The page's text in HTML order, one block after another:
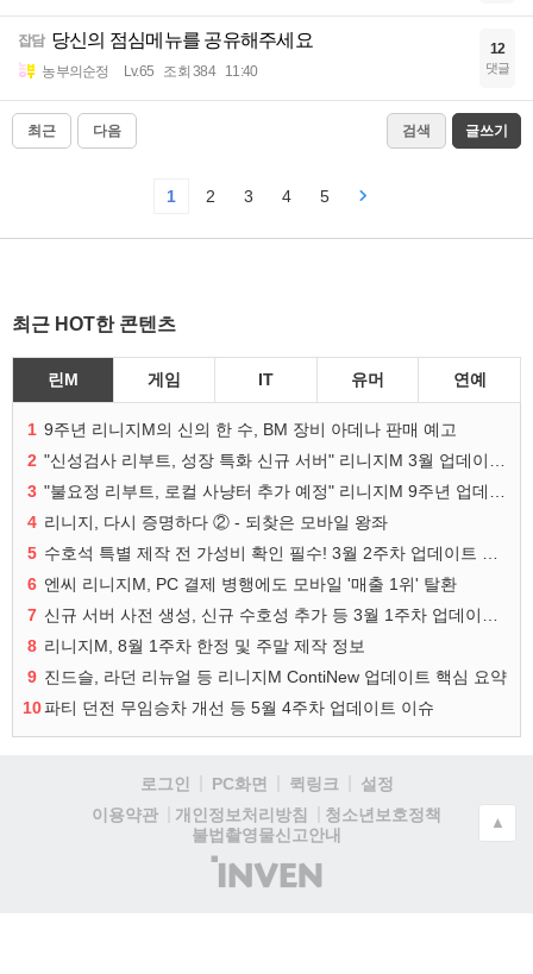
잡담 당신의 점심메뉴를 공유해주세요
농부의순정 Lv.65 조회 384 11:40
12
댓글
최근 다음 검색 글쓰기
1 2 3 4 5
최근 HOT한 콘텐츠
린M 게임 IT 유머 연예
1 9주년 리니지M의 신의 한 수, BM 장비 아데나 판매 예고
2
3
4 리니지, 다시 증명하다 ② - 되찾은 모바일 왕좌
5
6 엔씨 리니지M, PC 결제 병행에도 모바일 '매출 1위' 탈환
7
8 리니지M, 8월 1주차 한정 및 주말 제작 정보
9 진드슬, 라던 리뉴얼 등 리니지M ContiNew 업데이트 핵심 요약
10파티 던전 무임승차 개선 등 5월 4주차 업데이트 이슈
로그인 PC화면 퀵링크
설정
이용약관
개인정보처리방침
청소년보호정책
불법촬영물신고안내
(주)
인
▲